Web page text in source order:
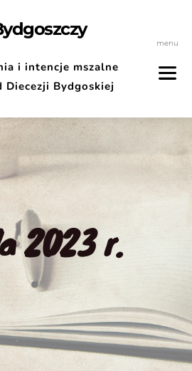
i intencje mszalne
Diecezji Bydgoskiej
menu
2023 r.